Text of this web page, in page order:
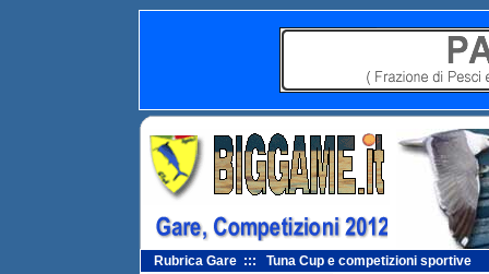
Rubrica Gare ::: Tuna Cup e competizioni sportive